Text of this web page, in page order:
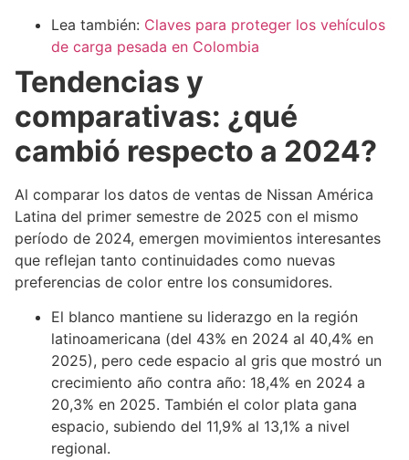
Lea también: Claves para proteger los vehículos
de carga pesada en Colombia
Tendencias y
comparativas: ¿qué
cambió respecto a 2024?
Al comparar los datos de ventas de Nissan América
Latina del primer semestre de 2025 con el mismo
período de 2024, emergen movimientos interesantes
que reflejan tanto continuidades como nuevas
preferencias de color entre los consumidores.
El blanco mantiene su liderazgo en la región
latinoamericana (del 43% en 2024 al 40,4% en
2025), pero cede espacio al gris que mostró un
crecimiento año contra año: 18,4% en 2024 a
20,3% en 2025. También el color plata gana
espacio, subiendo del 11,9% al 13,1% a nivel
regional.